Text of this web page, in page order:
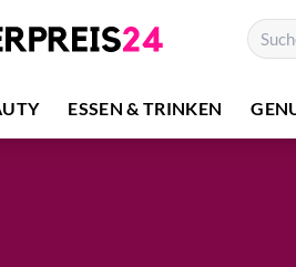
ESSEN & TRINKEN